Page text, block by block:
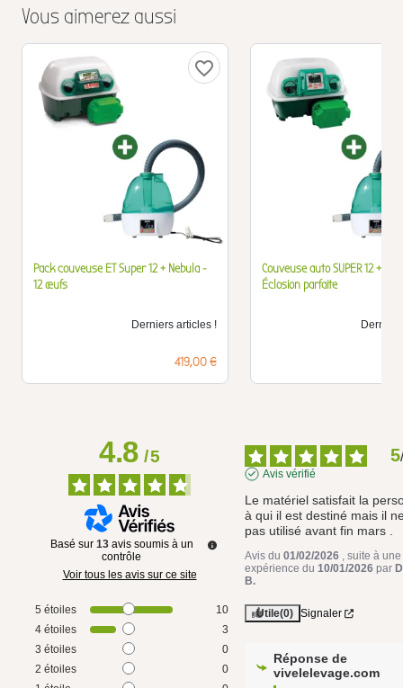
Vous aimerez aussi
favorite_border
Pack couveuse ET Super 12 + Nebula -
12 œufs
Derniers articles !
Prix
419,00 €
Couveuse auto SUPER 12 +
Éclosion parfaite
4.8/5
Basé sur 13 avis soumis à un
contrôle
Voir tous les avis sur ce site
5 étoiles
10
4 étoiles
3
3 étoiles
0
2 étoiles
0
5
Avis vérifié
Le matériel satisfait la
à qui il est destiné mais il
pas utilisé avant fin mars .
Avis du01/02/2026 , suite à une
expérience du10/01/2026 par
B.
Utile(0) Signaler
Réponse de
vivelelevage.com